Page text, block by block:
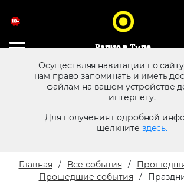
Радио в Туле
Осуществляя навигации по
нам право запоминать и иметь
файлам на вашем устройстве
интернету.
Для получения подробной
щелкните здесь.
8 (4872) 250 470
Главная Все события
Прошедшие события